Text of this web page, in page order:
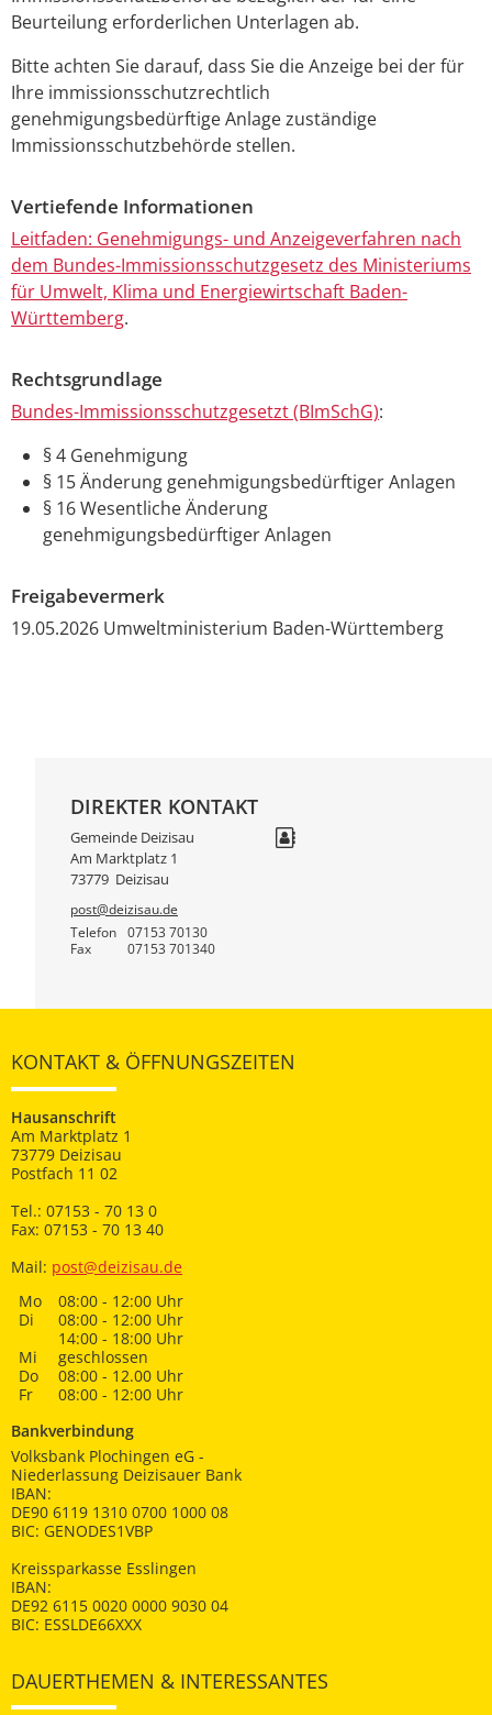
Beurteilung erforderlichen Unterlagen ab.
Bitte achten Sie darauf, dass Sie die Anzeige bei der für
Ihre immissionsschutzrechtlich
genehmigungsbedürftige Anlage zuständige
Immissionsschutzbehörde stellen.
Vertiefende Informationen
Leitfaden: Genehmigungs- und Anzeigeverfahren nach
dem Bundes-Immissionsschutzgesetz des Ministeriums
für Umwelt, Klima und Energiewirtschaft Baden-
Württemberg.
Rechtsgrundlage
Bundes-Immissionsschutzgesetzt (BImSchG):
§ 4Genehmigung
§ 15Änderung genehmigungsbedürftiger Anlagen
§ 16 Wesentliche Änderung
genehmigungsbedürftiger Anlagen
Freigabevermerk
19.05.2026 Umweltministerium Baden-Württemberg
DIREKTER KONTAKT
Gemeinde Deizisau
Am Marktplatz 1
73779 Deizisau
post@deizisau.de
Telefon
07153 70130
Fax 07153 701340
KONTAKT & ÖFFNUNGSZEITEN
Hausanschrift
Am Marktplatz 1
73779 Deizisau
Postfach 11 02
Tel.: 07153 - 70 13 0
Fax: 07153 - 70 13 40
Mail: post@deizisau.de
Mo
08:00 - 12:00 Uhr
Di
08:00 - 12:00 Uhr
14:00 - 18:00 Uhr
Mi
geschlossen
Do
08:00 - 12.00 Uhr
Fr
08:00 - 12:00 Uhr
Bankverbindung
Volksbank Plochingen eG -
Niederlassung Deizisauer Bank
IBAN:
DE90 6119 1310 0700 1000 08
BIC: GENODES1VBP
Kreissparkasse Esslingen
IBAN:
DE92 6115 0020 0000 9030 04
BIC: ESSLDE66XXX
DAUERTHEMEN & INTERESSANTES